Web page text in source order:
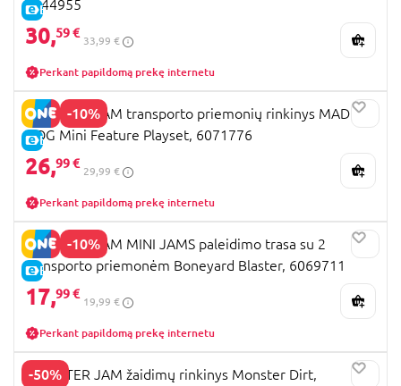
E-KAINA
6044955
30,59 €
33,99 €
Perkant papildomą prekę internetu
-10%
E-KAINA
MONSTER JAM transporto priemonių rinkinys MAD
HOG Mini Feature Playset, 6071776
26,99 €
29,99 €
Perkant papildomą prekę internetu
-10%
E-KAINA
MONSTER JAM MINI JAMS paleidimo trasa su 2
transporto priemonėm Boneyard Blaster, 6069711
17,99 €
19,99 €
Perkant papildomą prekę internetu
-50%
MONSTER JAM žaidimų rinkinys Monster Dirt,